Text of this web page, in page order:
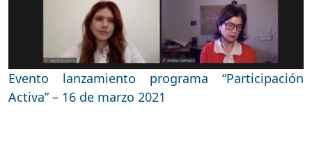
Evento lanzamiento programa “Participación
Activa” – 16 de marzo 2021